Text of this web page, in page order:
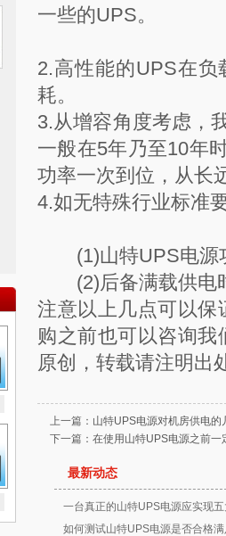
一些的UPS。
2.高性能的UPS在
耗。
3.从增容角度考虑，
一般在5年乃至10年
功率一次到位，从长
4.如无特殊行业标准
(1)山特UPS电
(2)后备满载供电
注意以上几点可以保
购之前也可以咨询
原创，转载请注明出
上一篇： 山特UPS电源对机房供电的
下一篇： 在使用山特UPS电源之前一
最新动态
一台真正的山特UPS电源应实现
如何测试山特UPS电源是否合格